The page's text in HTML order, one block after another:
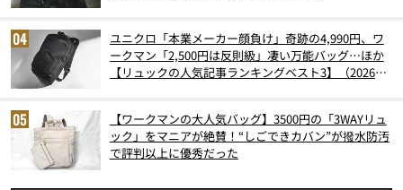
ユニクロ「本業メーカー顔負け」奇跡の4,990円、ワ
ークマン「2,500円は反則級」凄い万能バッグ…ほか
【リュックの人気記事ランキングベスト3】（2026年
【ワークマンの大人気バッグ】3500円の「3WAYリュ
ック」をマニアが絶賛！“しごできカバン”が撥水防汚
で評判以上に優秀だった